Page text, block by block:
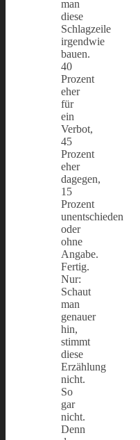
man
diese
Schlagzeile
irgendwie
bauen.
40
Prozent
eher
für
ein
Verbot,
45
Prozent
eher
dagegen,
15
Prozent
unentschieden
oder
ohne
Angabe.
Fertig.
Nur:
Schaut
man
genauer
hin,
stimmt
diese
Erzählung
nicht.
So
gar
nicht.
Denn